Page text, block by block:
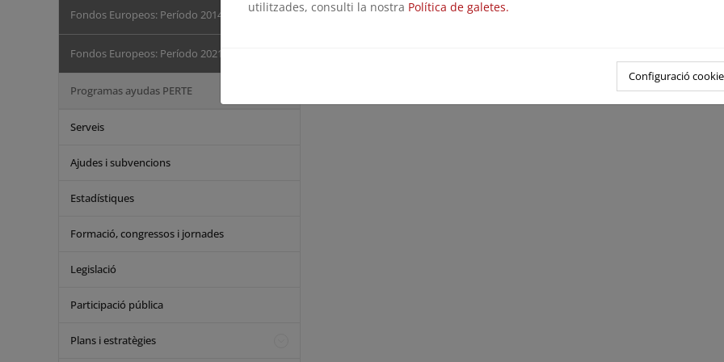
Fondos Europeos: Período 2014-2020
Fondos Europeos: Período 2021-2027
Programas ayudas PERTE
Serveis
Ajudes i subvencions
Estadístiques
Formació, congressos i jornades
Legislació
Participació pública
Plans i estratègies
utilitzades, consulti la nostra Política de galetes.
Configuració